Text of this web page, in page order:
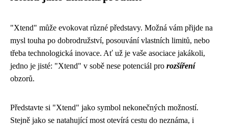
"Xtend" může evokovat různé představy. Možná vám přijde na
mysl touha po dobrodružství, posouvání vlastních limitů, nebo
třeba technologická inovace. Ať už je vaše asociace jakákoli,
jedno je jisté: "Xtend" v sobě nese potenciál pro rozšíření
obzorů.
Představte si "Xtend" jako symbol nekonečných možností.
Stejně jako se natahující most otevírá cestu do neznáma, i